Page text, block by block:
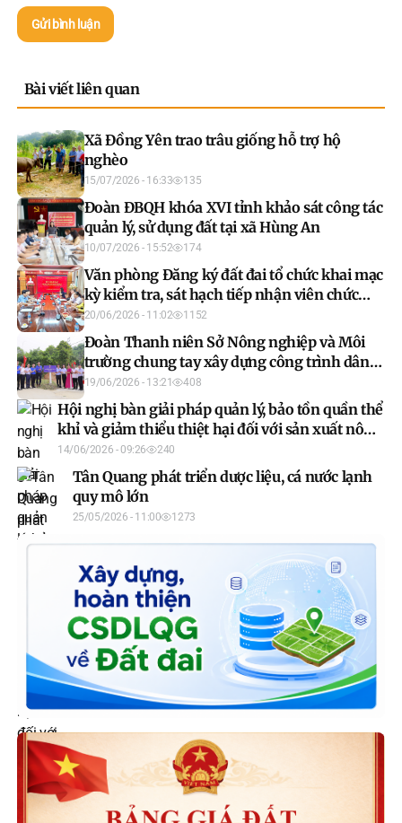
Gửi bình luận
Bài viết liên quan
Xã Đồng Yên trao trâu giống hỗ trợ hộ
nghèo
15/07/2026 - 16:33 135
Đoàn ĐBQH khóa XVI tỉnh khảo sát công tác
quản lý, sử dụng đất tại xã Hùng An
10/07/2026 - 15:52 174
Văn phòng Đăng ký đất đai tổ chức khai mạc
kỳ kiểm tra, sát hạch tiếp nhận viên chức
năm 2026 (đợt 1)
20/06/2026 - 11:02 1152
Đoàn Thanh niên Sở Nông nghiệp và Môi
trường chung tay xây dựng công trình dân
sinh tại xã Thái Bình
19/06/2026 - 13:21 408
Hội nghị bàn giải pháp quản lý, bảo tồn quần thể
khỉ và giảm thiểu thiệt hại đối với sản xuất nông
nghiệp
14/06/2026 - 09:26 240
Tân Quang phát triển dược liệu, cá nước lạnh
quy mô lớn
25/05/2026 - 11:00 1273